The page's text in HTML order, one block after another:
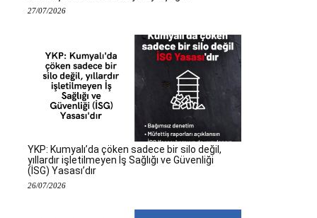
27/07/2026
YKP: Kumyalı’da çöken sadece bir silo değil,
yıllardır işletilmeyen İş Sağlığı ve Güvenliği
(İSG) Yasası’dır
26/07/2026